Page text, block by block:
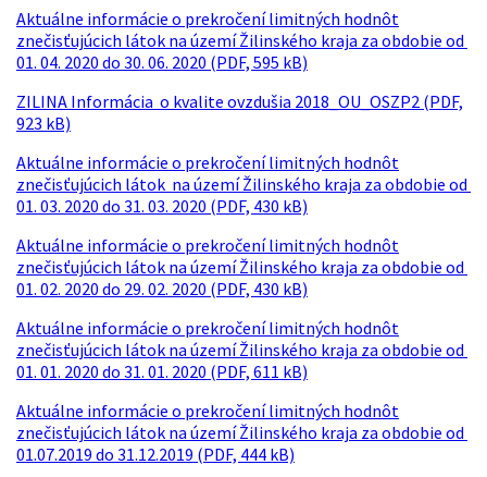
Aktuálne informácie o prekročení limitných hodnôt
znečisťujúcich látok na území Žilinského kraja za obdobie od
01. 04. 2020 do 30. 06. 2020 (PDF, 595 kB)
ZILINA Informácia o kvalite ovzdušia 2018_OU_OSZP2 (PDF,
923 kB)
Aktuálne informácie o prekročení limitných hodnôt
znečisťujúcich látok na území Žilinského kraja za obdobie od
01. 03. 2020 do 31. 03. 2020 (PDF, 430 kB)
Aktuálne informácie o prekročení limitných hodnôt
znečisťujúcich látok na území Žilinského kraja za obdobie od
01. 02. 2020 do 29. 02. 2020 (PDF, 430 kB)
Aktuálne informácie o prekročení limitných hodnôt
znečisťujúcich látok na území Žilinského kraja za obdobie od
01. 01. 2020 do 31. 01. 2020 (PDF, 611 kB)
Aktuálne informácie o prekročení limitných hodnôt
znečisťujúcich látok na území Žilinského kraja za obdobie od
01.07.2019 do 31.12.2019 (PDF, 444 kB)